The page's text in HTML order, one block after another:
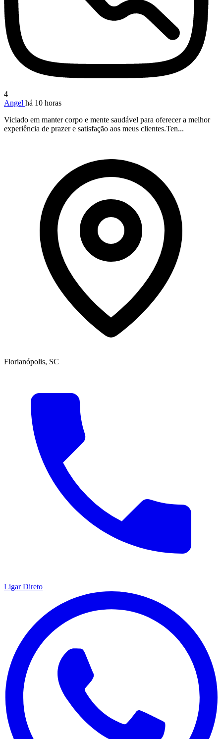
4
Angel há 10 horas
Viciado em manter corpo e mente saudável para oferecer a melhor
experiência de prazer e satisfação aos meus clientes.Ten...
Florianópolis, SC
Ligar Direto